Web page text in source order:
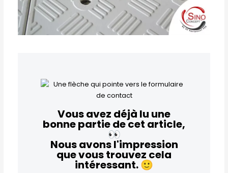
Vous avez déjà lu une
bonne partie de cet article,
👀
Nous avons l'impression
que vous trouvez cela
intéressant. 🙂